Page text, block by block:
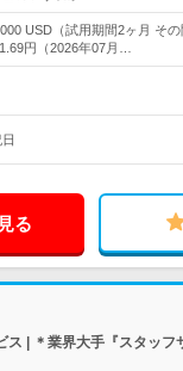
USD（試用期間2ヶ月 その
円（2026年07月…
る
ス | ＊業界大手『スタッフ